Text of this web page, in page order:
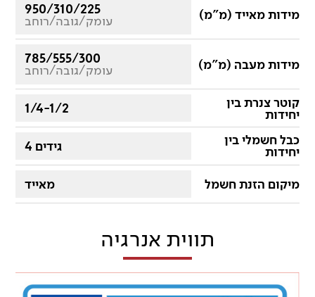
מידות מאייד (מ"מ)
950/310/225
עומק/גובה/רוחב
מידות מעבה (מ"מ)
785/555/300
עומק/גובה/רוחב
קוטר צנרת בין
יחידות
1/4-1/2
כבל חשמלי בין
יחידות
4 גידים
מיקום הזנת חשמל מאייד
תווית אנרגיה